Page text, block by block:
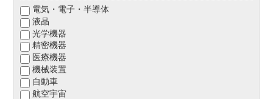
電気・電子・半導体
液晶
光学機器
精密機器
医療機器
機械装置
自動車
航空宇宙